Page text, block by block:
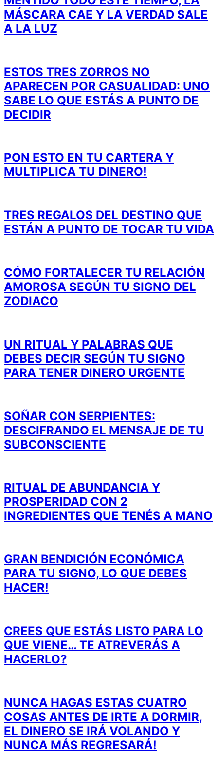
MÁSCARA CAE Y LA VERDAD SALE
A LA LUZ
ESTOS TRES ZORROS NO
APARECEN POR CASUALIDAD: UNO
SABE LO QUE ESTÁS A PUNTO DE
DECIDIR
PON ESTO EN TU CARTERA Y
MULTIPLICA TU DINERO!
TRES REGALOS DEL DESTINO QUE
ESTÁN A PUNTO DE TOCAR TU VIDA
CÓMO FORTALECER TU RELACIÓN
AMOROSA SEGÚN TU SIGNO DEL
ZODIACO
UN RITUAL Y PALABRAS QUE
DEBES DECIR SEGÚN TU SIGNO
PARA TENER DINERO URGENTE
SOÑAR CON SERPIENTES:
DESCIFRANDO EL MENSAJE DE TU
SUBCONSCIENTE
RITUAL DE ABUNDANCIA Y
PROSPERIDAD CON 2
INGREDIENTES QUE TENÉS A MANO
GRAN BENDICIÓN ECONÓMICA
PARA TU SIGNO, LO QUE DEBES
HACER!
CREES QUE ESTÁS LISTO PARA LO
QUE VIENE… TE ATREVERÁS A
HACERLO?
NUNCA HAGAS ESTAS CUATRO
COSAS ANTES DE IRTE A DORMIR,
EL DINERO SE IRÁ VOLANDO Y
NUNCA MÁS REGRESARÁ!